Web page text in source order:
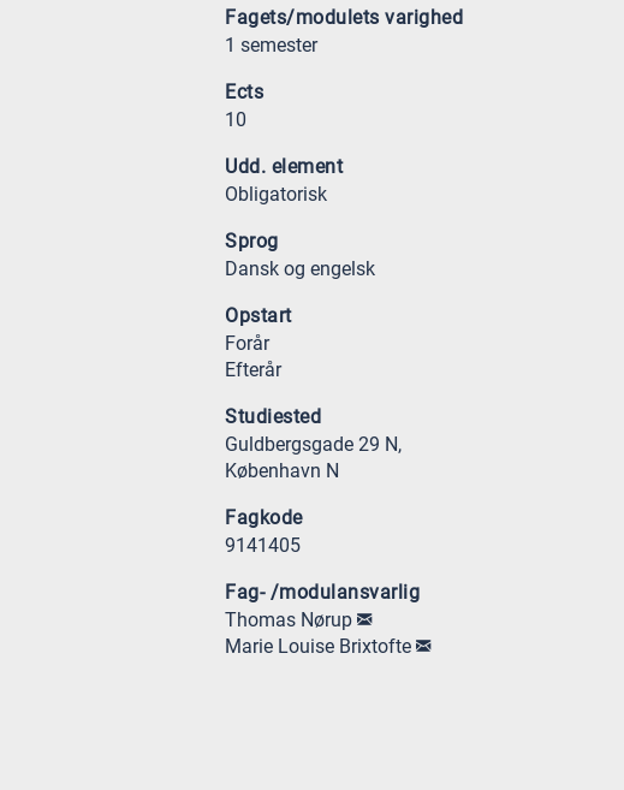
Fagets/modulets varighed
1 semester
Ects
10
Udd. element
Obligatorisk
Sprog
Dansk og engelsk
Opstart
Forår
Efterår
Studiested
Guldbergsgade 29 N,
København N
Fagkode
9141405
Fag- /modulansvarlig
Thomas Nørup
Marie Louise Brixtofte